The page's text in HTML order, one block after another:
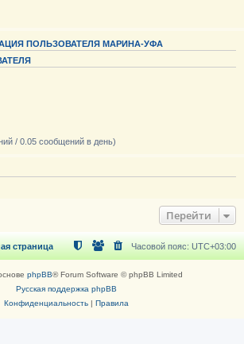
ПОЛЬЗОВАТЕЛЯ МАРИНА-УФА
/ 0.05 сообщений в день)
Перейти
страница Часовой пояс: UTC+03:00
phpBB® Forum Software © phpBB Limited
Русская поддержка phpBB
Конфиденциальность| Правила